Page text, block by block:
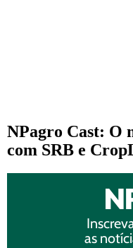
NPagro Cast: O
com SRB e
as